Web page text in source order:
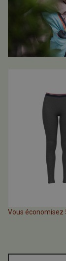
Vous économisez